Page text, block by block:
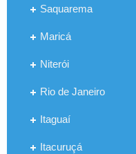
Saquarema
Maricá
Niterói
Rio de Janeiro
Itaguaí
Itacuruçá